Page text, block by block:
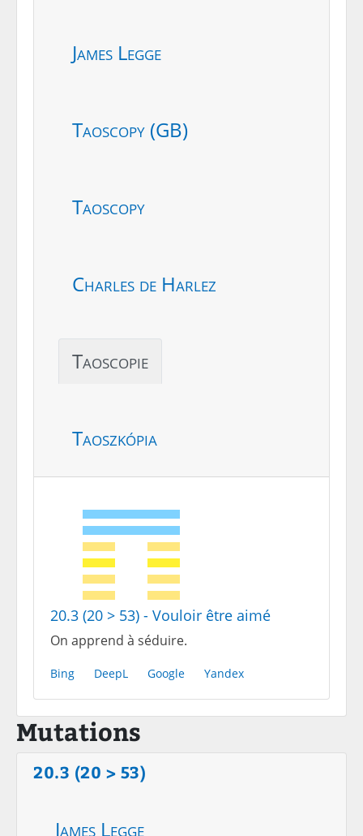
James Legge
Taoscopy (GB)
Taoscopy
Charles de Harlez
Taoscopie
Taoszkópia
20.3 (20 > 53) - Vouloir être aimé
On apprend à séduire.
Bing DeepL Google Yandex
Mutations
20.3 (20 > 53)
James Legge